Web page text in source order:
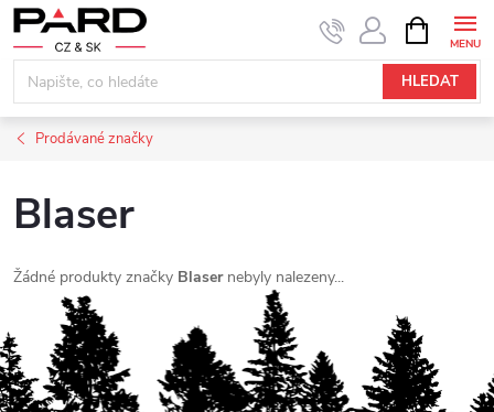
Přejít
na
obsah
HLEDAT
NÁKUPNÍ
KOŠÍK
Prodávané značky
Blaser
Žádné produkty značky Blasernebyly nalezeny...